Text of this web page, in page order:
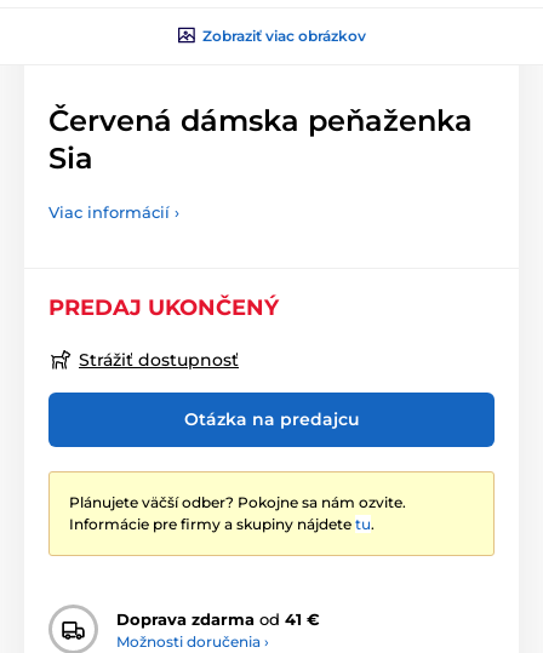
Zobraziť viac obrázkov
Červená dámska peňaženka
Sia
Viac informácií ›
PREDAJ UKONČENÝ
Strážiť dostupnosť
Otázka na predajcu
Plánujete väčší odber? Pokojne sa nám ozvite.
Informácie pre firmy a skupiny nájdete tu.
Doprava zdarma od 41 €
Možnosti doručenia ›